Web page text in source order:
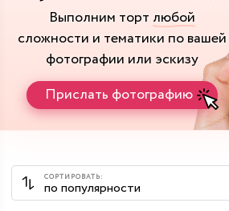
Выполним торт любой
сложности и тематики по вашей
фотографии или эскизу
Прислать фотографию